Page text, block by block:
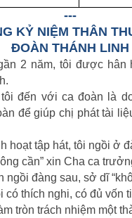
---
KỶ NIỆM THÂN
ĐOÀN THÁNH LINH
2 năm, tôi được hân
đến với ca đoàn là
để giúp chị phát tài
hoạt tập hát, tôi ngồi ở
cần” xin Cha ca
ngồi đàng sau, sở dĩ
có thích nghi, có đủ vốn
tròn trách nhiệm một